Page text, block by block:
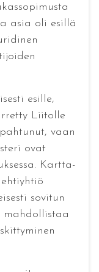
asia oli esillä
esille,
Liitolle
vaan
ovat
Kartta-
sovitun
mahdollistaa